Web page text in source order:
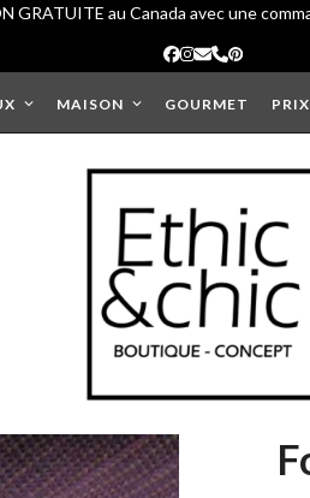
GRATUITE au Canada avec une
Facebook
Instagram
Courriel
Phone
Pinterest
MAISON GOURMET